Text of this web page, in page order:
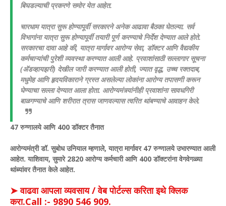
बिघडल्याची प्रकरणे समोर येत आहेत.
चारधाम यात्रा सुरू होण्यापूर्वी सरकारने अनेक आढावा बैठका घेतल्या. सर्व
विभागांना यात्रा सुरू होण्यापूर्वी तयारी पूर्ण करण्याचे निर्देश देण्यात आले होते.
सरकारचा दावा आहे की, यात्रा मार्गावर आरोग्य सेवा, डॉक्टर आणि वैद्यकीय
कर्मचाऱ्यांची पुरेशी व्यवस्था करण्यात आली आहे. प्रवाशांसाठी सल्लागार सूचना
(अ‍ॅडव्हायझरी) देखील जारी करण्यात आली होती, ज्यात वृद्ध, उच्च रक्तदाब,
मधुमेह आणि हृदयविकाराने ग्रस्त असलेल्या लोकांना आरोग्य तपासणी करून
घेण्याचा सल्ला देण्यात आला होता. आरोग्यमंत्र्यांनीही प्रवाशांना सावधगिरी
बाळगण्याचे आणि शरीरात त्रास जाणवल्यास त्वरित थांबण्याचे आवाहन केले.
47 रुग्णालये आणि 400 डॉक्टर तैनात
आरोग्यमंत्री डॉ. सुबोध उनियाल म्हणाले, यात्रा मार्गावर 47 रुग्णालये उभारण्यात आली
आहेत. याशिवाय, सुमारे 2820 आरोग्य कर्मचारी आणि 400 डॉक्टरांना वेगवेगळ्या
थांब्यांवर तैनात केले आहेत.
➤ वाढवा आपला व्यवसाय / वेब पोर्टल्स करिता इथे क्लिक
करा.Call :- 9890 546 909.